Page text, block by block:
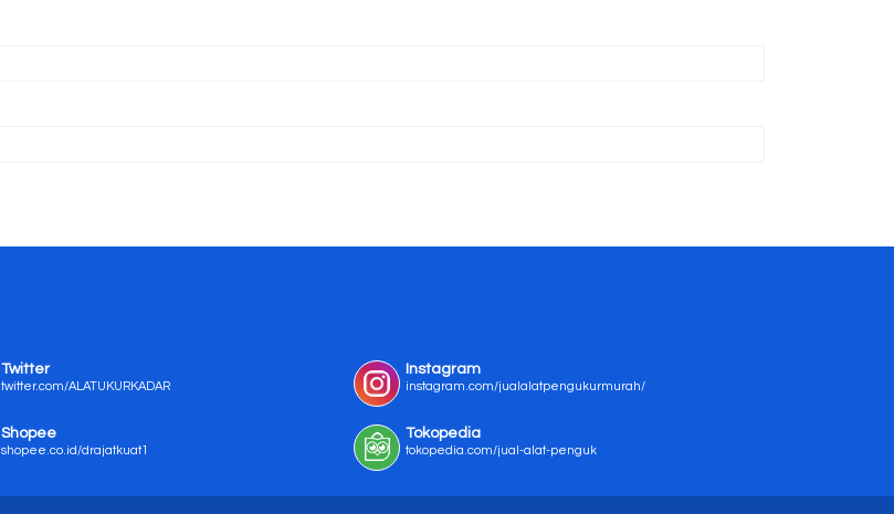
Twitter
twitter.com/ALATUKURKADAR
Instagram
instagram.com/jualalatpengukurmurah/
Shopee
shopee.co.id/drajatkuat1
Tokopedia
tokopedia.com/jual-alat-penguk